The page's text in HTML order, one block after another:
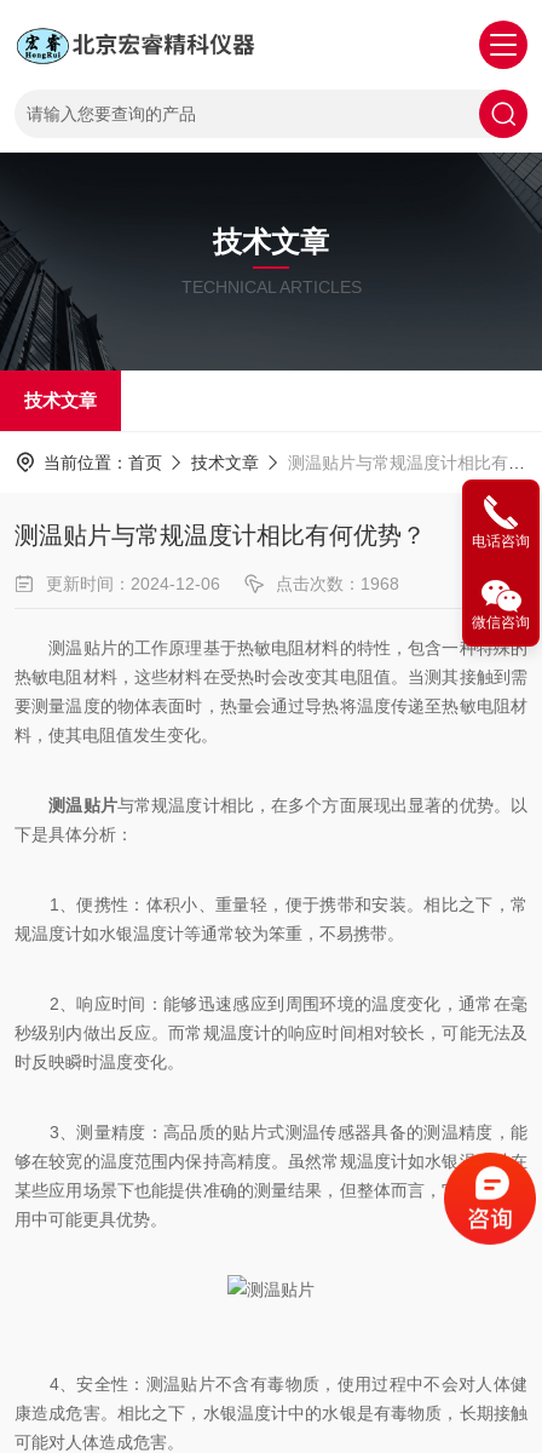
技术文章
TECHNICAL ARTICLES
技术文章
当前位置： 首页 技术文章 测温贴片与常规温度计相比有何优势？
测温贴片与常规温度计相比有何优势？
更新时间：2024-12-06 点击次数：1968
测温贴片的工作原理基于热敏电阻材料的特性，包含一种特殊的
热敏电阻材料，这些材料在受热时会改变其电阻值。当测其接触到需
要测量温度的物体表面时，热量会通过导热将温度传递至热敏电阻材
料，使其电阻值发生变化。
测温贴片与常规温度计相比，在多个方面展现出显著的优势。以
下是具体分析：
1、便携性：体积小、重量轻，便于携带和安装。相比之下，常
规温度计如水银温度计等通常较为笨重，不易携带。
2、响应时间：能够迅速感应到周围环境的温度变化，通常在毫
秒级别内做出反应。而常规温度计的响应时间相对较长，可能无法及
时反映瞬时温度变化。
3、测量精度：高品质的贴片式测温传感器具备的测温精度，能
够在较宽的温度范围内保持高精度。虽然常规温度计如水银温度计在
某些应用场景下也能提供准确的测量结果，但整体而言，它在特定应
用中可能更具优势。
4、安全性：测温贴片不含有毒物质，使用过程中不会对人体健
康造成危害。相比之下，水银温度计中的水银是有毒物质，长期接触
可能对人体造成危害。
电话咨询
微信咨询